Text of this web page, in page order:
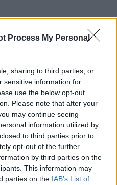
Process My Personal
sharing to third parties, or
sensitive information for
use the below opt-out
Please note that after your
may continue seeing
information utilized by
to third parties prior to
opt-out of the further
by third parties on the
This information may
parties on the IAB’s List of
σήμερα σε Αττική,
και νησιά του Αιγαίου
τις απειλές του Ιράν